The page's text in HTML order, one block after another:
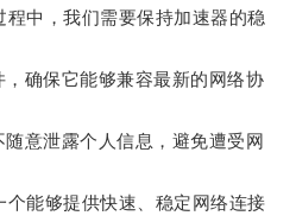
中，我们需要保持加速器的稳
确保它能够兼容最新的网络协
意泄露个人信息，避免遭受网
能够提供快速、稳定网络连接